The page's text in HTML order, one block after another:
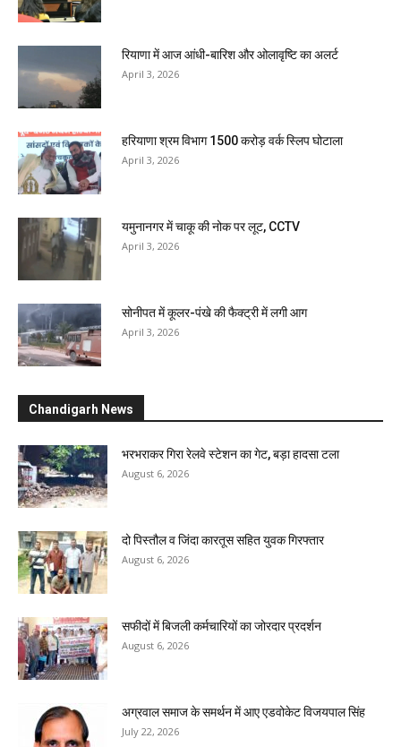
रियाणा में आज आंधी-बारिश और ओलावृष्टि का अलर्ट
April 3, 2026
हरियाणा श्रम विभाग 1500 करोड़ वर्क स्लिप घोटाला
April 3, 2026
यमुनानगर में चाकू की नोक पर लूट, CCTV
April 3, 2026
सोनीपत में कूलर-पंखे की फैक्ट्री में लगी आग
April 3, 2026
Chandigarh News
भरभराकर गिरा रेलवे स्टेशन का गेट, बड़ा हादसा टला
August 6, 2026
दो पिस्तौल व जिंदा कारतूस सहित युवक गिरफ्तार
August 6, 2026
सफीदों में बिजली कर्मचारियों का जोरदार प्रदर्शन
August 6, 2026
अग्रवाल समाज के समर्थन में आए एडवोकेट विजयपाल सिंह
July 22, 2026